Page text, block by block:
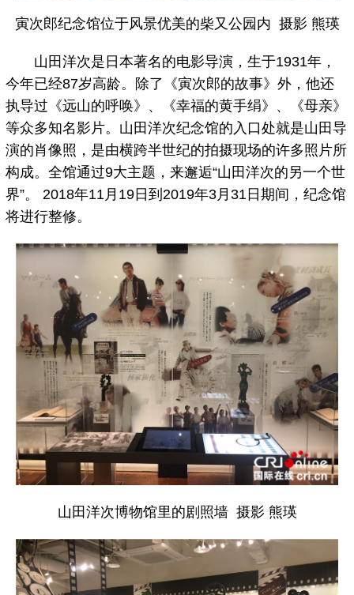
寅次郎纪念馆位于风景优美的柴又公园内 摄影 熊瑛
山田洋次是日本著名的电影导演，生于1931年，
今年已经87岁高龄。除了《寅次郎的故事》外，他还
执导过《远山的呼唤》、《幸福的黄手绢》、《母亲》
等众多知名影片。山田洋次纪念馆的入口处就是山田导
演的肖像照，是由横跨半世纪的拍摄现场的许多照片所
构成。全馆通过9大主题，来邂逅“山田洋次的另一个世
界”。 2018年11月19日到2019年3月31日期间，纪念馆
将进行整修。
山田洋次博物馆里的剧照墙 摄影 熊瑛